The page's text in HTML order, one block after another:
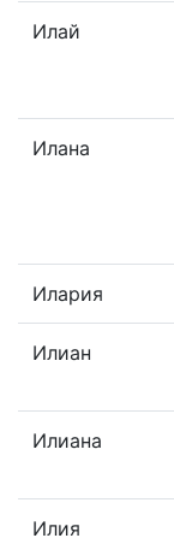
Илай
Илана
Илария
Илиан
Илиана
Илия